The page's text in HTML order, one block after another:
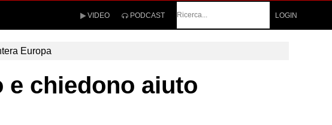
VIDEO PODCAST
LOGIN
Europa
chiedono aiuto